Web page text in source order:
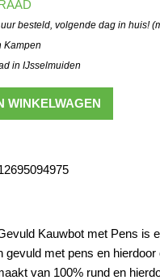
besteld, volgende dag in huis!
Kampen
in IJsselmuiden
WINKELWAGEN
Kauwbot met Pens is
gevuld met pens en
van 100% rund en